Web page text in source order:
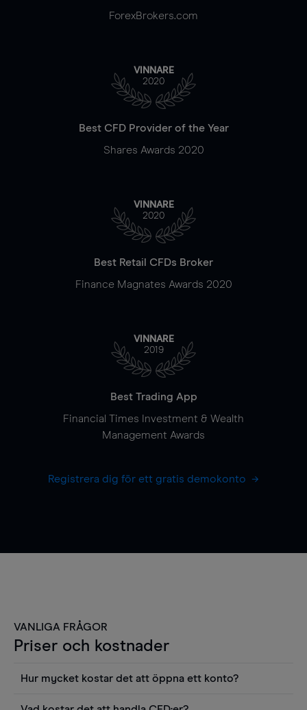
ForexBrokers.com
VINNARE
2020
Best CFD Provider of the Year
Shares Awards 2020
VINNARE
2020
Best Retail CFDs Broker
Finance Magnates Awards 2020
VINNARE
2019
Best Trading App
Financial Times Investment & Wealth
Management Awards
Registrera dig för ett gratis demokonto
VANLIGA FRÅGOR
Priser och kostnader
Hur mycket kostar det att öppna ett konto?